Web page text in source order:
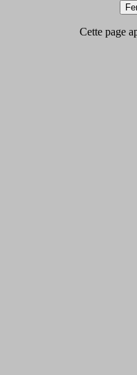
Cette page